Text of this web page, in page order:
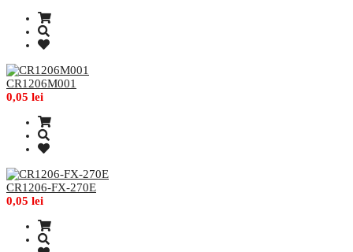
CR1206M001
0,05 lei
CR1206-FX-270E
0,05 lei